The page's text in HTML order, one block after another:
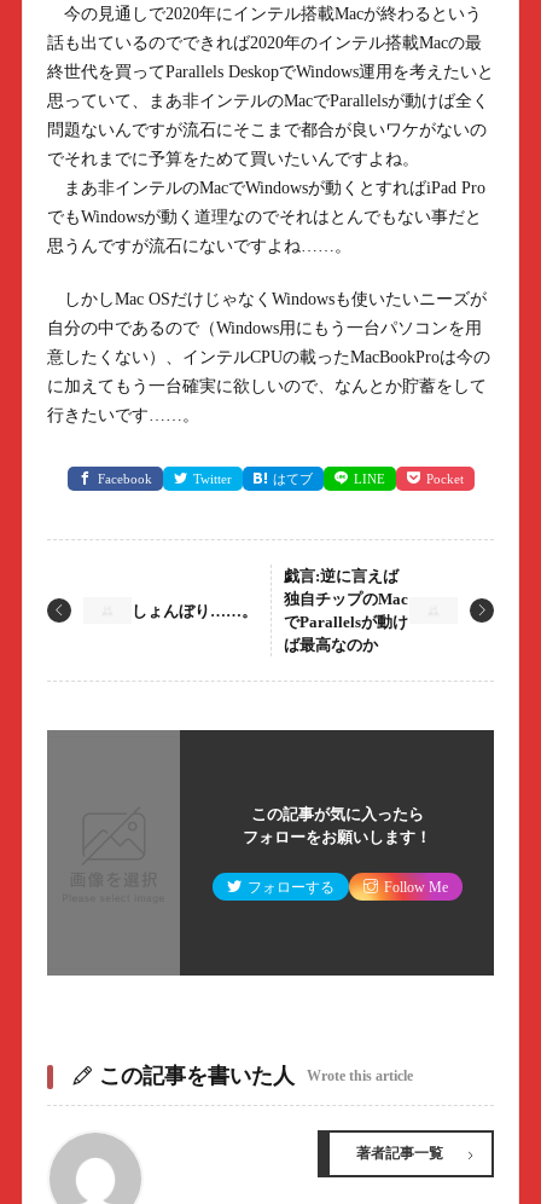
今の見通しで2020年にインテル搭載Macが終わるという
話も出ているのでできれば2020年のインテル搭載Macの最
終世代を買ってParallels DeskopでWindows運用を考えたいと
思っていて、まあ非インテルのMacでParallelsが動けば全く
問題ないんですが流石にそこまで都合が良いワケがないの
でそれまでに予算をためて買いたいんですよね。
まあ非インテルのMacでWindowsが動くとすればiPad Pro
でもWindowsが動く道理なのでそれはとんでもない事だと
思うんですが流石にないですよね……。
しかしMac OSだけじゃなくWindowsも使いたいニーズが
自分の中であるので（Windows用にもう一台パソコンを用
意したくない）、インテルCPUの載ったMacBookProは今の
に加えてもう一台確実に欲しいので、なんとか貯蓄をして
行きたいです……。
Facebook Twitter はてブ LINE Pocket
しょんぼり……。
戯言:逆に言えば
独自チップのMac
でParallelsが動け
ば最高なのか
この記事が気に入ったら
フォローをお願いします！
フォローする Follow Me
この記事を書いた人 Wrote this article
著者記事一覧